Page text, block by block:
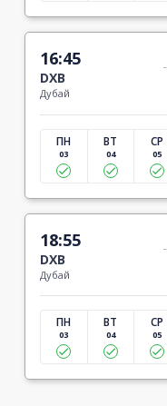
16:45
DXB
Дубай
ПН
03
ВТ
04
СР
05
18:55
DXB
Дубай
ПН
03
ВТ
04
СР
05